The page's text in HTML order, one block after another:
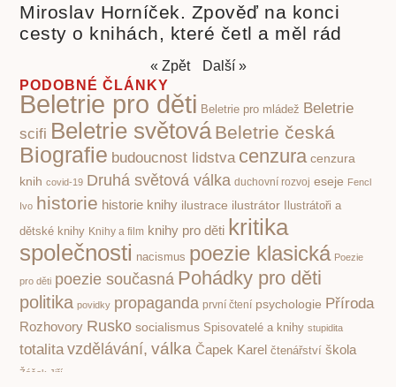
Miroslav Horníček. Zpověď na konci
cesty o knihách, které četl a měl rád
« Zpět
Další »
PODOBNÉ ČLÁNKY
Beletrie pro děti Beletrie pro mládež Beletrie
scifi Beletrie světováBeletrie česká
Biografie budoucnost lidstva cenzura cenzura
knih covid-19 Druhá světová válka duchovní rozvoj eseje Fencl
Ivo historie historie knihy ilustrace ilustrátor Ilustrátoři a
dětské knihy Knihy a film knihy pro děti kritika
společnosti nacismus poezie klasická Poezie
pro děti poezie současná Pohádky pro děti
politika povidky propaganda první čtení psychologie Příroda
Rozhovory Rusko socialismus Spisovatelé a knihy stupidita
totalita vzdělávání, válka Čapek Karel čtenářství škola
Žáček Jiří